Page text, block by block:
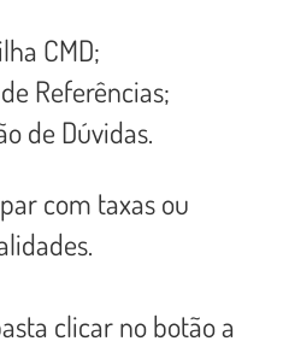
CMD;
Referências;
de Dúvidas.
com taxas ou
clicar no botão a